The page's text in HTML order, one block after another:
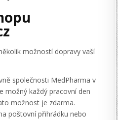
možností dopravy vaší
společnosti MedPharma v
možný každý pracovní den
možnost je zdarma.
poštovní přihrádku nebo